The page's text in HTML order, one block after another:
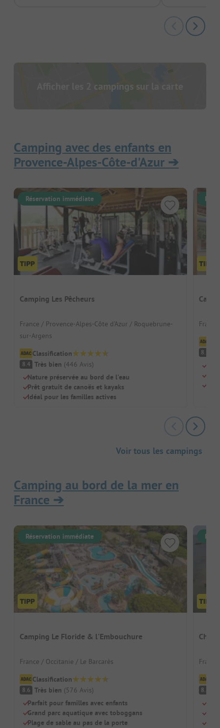
Afficher les 2 campings sur la carte
Camping avec des enfants en
Provence-Alpes-Côte-d'Azur ➔
Réservation immédiate
Camping Les Pêcheurs
France / Provence-Alpes-Côte d'Azur / Roquebrune-
sur-Argens
Classification
8.4 Très bien (446 Avis)
Nature préservée au bord de l'eau
Prêt gratuit de canoës et kayaks
Idéal pour les familles actives
8.5
Voir tous les campings
Camping au bord de la mer en
France ➔
Réservation immédiate
Camping Le Floride & l'Embouchure
France / Occitanie / Le Barcarès
Classification
8.6 Très bien (576 Avis)
Parfait pour familles avec enfants
Grand parc aquatique avec toboggans
Plage de sable au pas de la porte
8.5